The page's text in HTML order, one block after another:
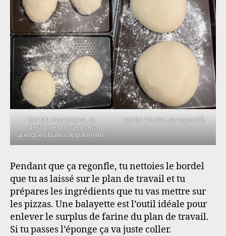
On fait des boules, le
dessus est lisse avec
quelques bulles apparentes.
Après 45 min, ça regonflé.
Pendant que ça regonfle, tu nettoies le bordel
que tu as laissé sur le plan de travail et tu
prépares les ingrédients que tu vas mettre sur
les pizzas. Une balayette est l’outil idéale pour
enlever le surplus de farine du plan de travail.
Si tu passes l’éponge ça va juste coller.